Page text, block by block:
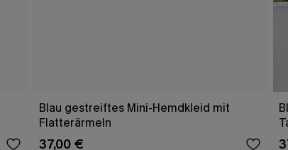
Blau gestreiftes Mini-Hemdkleid mit
Flatterärmeln
37,00 €